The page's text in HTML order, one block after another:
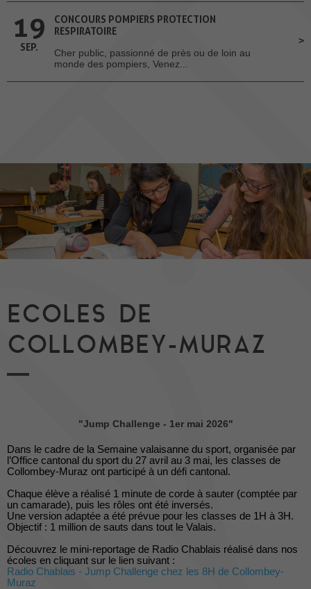
19
SEP.
CONCOURS POMPIERS PROTECTION
RESPIRATOIRE
Cher public, passionné de près ou de loin au
monde des pompiers, Venez...
ECOLES DE
COLLOMBEY-MURAZ
"Jump Challenge - 1er mai 2026"
Dans le cadre de la Semaine valaisanne du sport, organisée par
l’Office cantonal du sport du 27 avril au 3 mai, les classes de
Collombey-Muraz ont participé à un défi cantonal.
Chaque élève a réalisé 1 minute de corde à sauter (comptée par
un camarade), puis les rôles ont été inversés.
Une version adaptée a été prévue pour les classes de 1H à 3H.
Objectif : 1 million de sauts dans tout le Valais.
Découvrez le mini-reportage de Radio Chablais réalisé dans nos
écoles en cliquant sur le lien suivant :
Radio Chablais - Jump Challenge chez les 8H de Collombey-
Muraz